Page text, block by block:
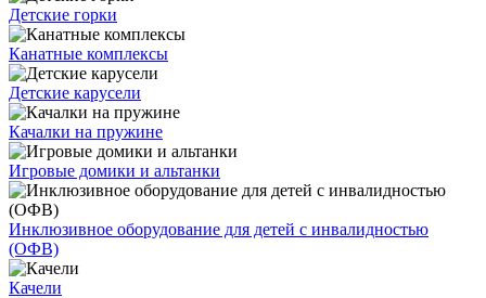
Детские горки
Канатные комплексы
Детские карусели
Качалки на пружине
Игровые домики и альтанки
Инклюзивное оборудование для детей с инвалидностью
(ОФВ)
Качели